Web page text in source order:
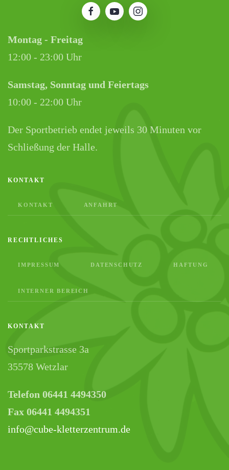
Montag - Freitag
12:00 - 23:00 Uhr
Samstag, Sonntag und Feiertags
10:00 - 22:00 Uhr
Der Sportbetrieb endet jeweils 30 Minuten vor
Schließung der Halle.
KONTAKT
KONTAKT ANFAHRT
RECHTLICHES
IMPRESSUM DATENSCHUTZ HAFTUNG
INTERNER BEREICH
KONTAKT
Sportparkstrasse 3a
35578 Wetzlar
Telefon 06441 4494350
Fax 06441 4494351
info@cube-kletterzentrum.de